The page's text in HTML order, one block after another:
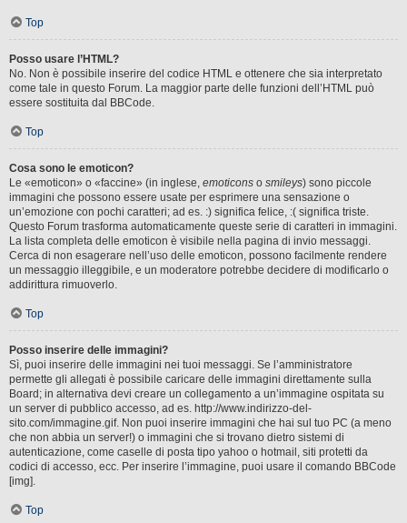
Top
Posso usare l’HTML?
No. Non è possibile inserire del codice HTML e ottenere che sia interpretato
come tale in questo Forum. La maggior parte delle funzioni dell’HTML può
essere sostituita dal BBCode.
Top
Cosa sono le emoticon?
Le «emoticon» o «faccine» (in inglese, emoticons o smileys) sono piccole
immagini che possono essere usate per esprimere una sensazione o
un’emozione con pochi caratteri; ad es. :) significa felice, :( significa triste.
Questo Forum trasforma automaticamente queste serie di caratteri in immagini.
La lista completa delle emoticon è visibile nella pagina di invio messaggi.
Cerca di non esagerare nell’uso delle emoticon, possono facilmente rendere
un messaggio illeggibile, e un moderatore potrebbe decidere di modificarlo o
addirittura rimuoverlo.
Top
Posso inserire delle immagini?
Sì, puoi inserire delle immagini nei tuoi messaggi. Se l’amministratore
permette gli allegati è possibile caricare delle immagini direttamente sulla
Board; in alternativa devi creare un collegamento a un’immagine ospitata su
un server di pubblico accesso, ad es. http://www.indirizzo-del-
sito.com/immagine.gif. Non puoi inserire immagini che hai sul tuo PC (a meno
che non abbia un server!) o immagini che si trovano dietro sistemi di
autenticazione, come caselle di posta tipo yahoo o hotmail, siti protetti da
codici di accesso, ecc. Per inserire l’immagine, puoi usare il comando BBCode
[img].
Top